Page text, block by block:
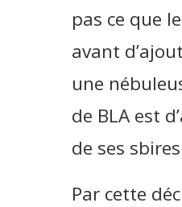
pas ce que
avant
une
de BLA est
de ses
Par cette